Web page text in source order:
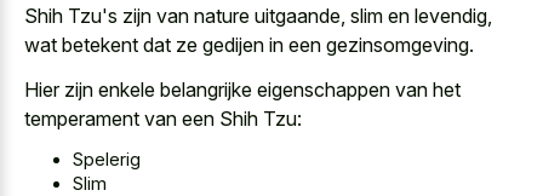
Shih Tzu's zijn van nature uitgaande, slim en levendig,
wat betekent dat ze gedijen in een gezinsomgeving.
Hier zijn enkele belangrijke eigenschappen van het
temperament van een Shih Tzu:
Spelerig
Slim